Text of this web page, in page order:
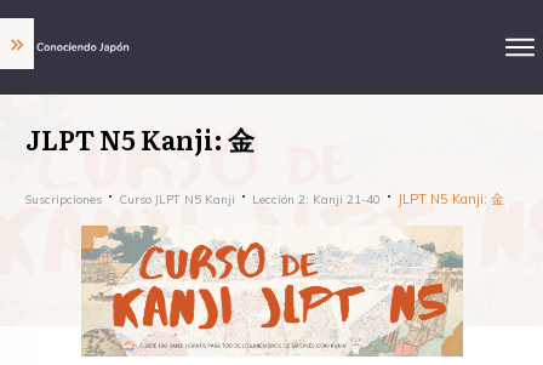
JLPT N5 Kanji: 金
Suscripciones Curso JLPT N5 Kanji Lección 2: Kanji 21-40 JLPT N5 Kanji: 金